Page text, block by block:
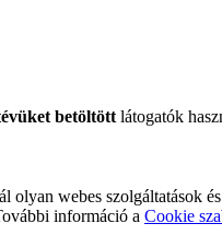
betöltött látogatók
olyan webes szolgáltatások
információ a Cookie